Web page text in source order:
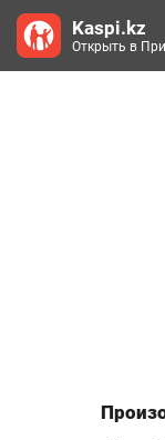
Kaspi.kz
Открыть в